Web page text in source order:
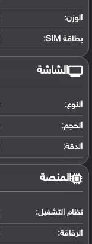
الوزن:
بطاقة SIM:
الشاشة
النوع:
الحجم:
الدقة:
المنصة
نظام التشغيل:
الرقاقة: